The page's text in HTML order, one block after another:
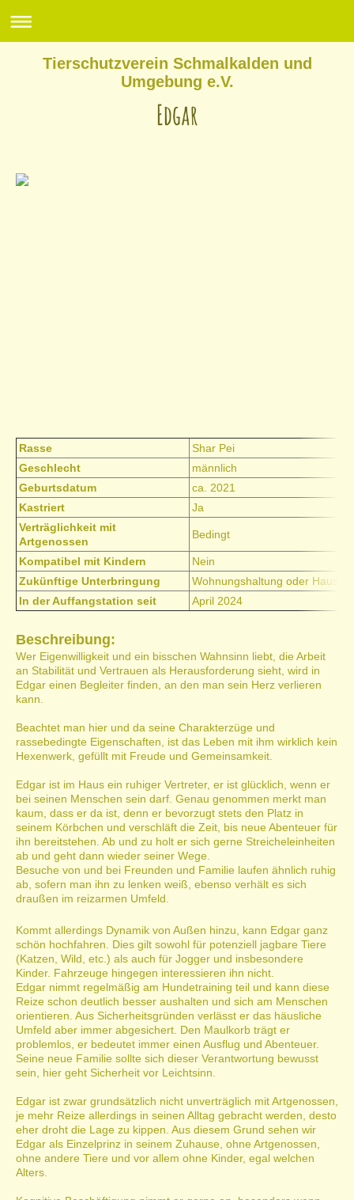
Tierschutzverein Schmalkalden und
Umgebung e.V.
Edgar
Rasse
Shar Pei
Geschlecht
männlich
Geburtsdatum
ca. 2021
Kastriert
Ja
Verträglichkeit mit
Artgenossen
Bedingt
Kompatibel mit Kindern
Nein
Zukünftige Unterbringung
Wohnungshaltung oder Haus
In der Auffangstation seit
April 2024
Beschreibung:
Wer Eigenwilligkeit und ein bisschen Wahnsinn liebt, die Arbeit
an Stabilität und Vertrauen als Herausforderung sieht, wird in
Edgar einen Begleiter finden, an den man sein Herz verlieren
kann.
Beachtet man hier und da seine Charakterzüge und
rassebedingte Eigenschaften, ist das Leben mit ihm wirklich kein
Hexenwerk, gefüllt mit Freude und Gemeinsamkeit.
Edgar ist im Haus ein ruhiger Vertreter, er ist glücklich, wenn er
bei seinen Menschen sein darf. Genau genommen merkt man
kaum, dass er da ist, denn er bevorzugt stets den Platz in
seinem Körbchen und verschläft die Zeit, bis neue Abenteuer für
ihn bereitstehen. Ab und zu holt er sich gerne Streicheleinheiten
ab und geht dann wieder seiner Wege.
Besuche von und bei Freunden und Familie laufen ähnlich ruhig
ab, sofern man ihn zu lenken weiß, ebenso verhält es sich
draußen im reizarmen Umfeld.
Kommt allerdings Dynamik von Außen hinzu, kann Edgar ganz
schön hochfahren. Dies gilt sowohl für potenziell jagbare Tiere
(Katzen, Wild, etc.) als auch für Jogger und insbesondere
Kinder. Fahrzeuge hingegen interessieren ihn nicht.
Edgar nimmt regelmäßig am Hundetraining teil und kann diese
Reize schon deutlich besser aushalten und sich am Menschen
orientieren. Aus Sicherheitsgründen verlässt er das häusliche
Umfeld aber immer abgesichert. Den Maulkorb trägt er
problemlos, er bedeutet immer einen Ausflug und Abenteuer.
Seine neue Familie sollte sich dieser Verantwortung bewusst
sein, hier geht Sicherheit vor Leichtsinn.
Edgar ist zwar grundsätzlich nicht unverträglich mit Artgenossen,
je mehr Reize allerdings in seinen Alltag gebracht werden, desto
eher droht die Lage zu kippen. Aus diesem Grund sehen wir
Edgar als Einzelprinz in seinem Zuhause, ohne Artgenossen,
ohne andere Tiere und vor allem ohne Kinder, egal welchen
Alters.